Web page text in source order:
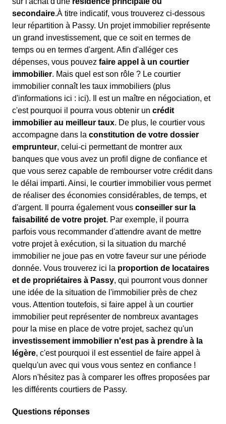
secondaire.À titre indicatif, vous trouverez ci-dessous
leur répartition à Passy. Un projet immobilier représente
un grand investissement, que ce soit en termes de
temps ou en termes d'argent. Afin d'alléger ces
dépenses, vous pouvez faire appel à un courtier
immobilier. Mais quel est son rôle ? Le courtier
immobilier connaît les taux immobiliers (plus
d'informations ici : ici). Il est un maître en négociation, et
c'est pourquoi il pourra vous obtenir un crédit
immobilier au meilleur taux. De plus, le courtier vous
accompagne dans la constitution de votre dossier
emprunteur, celui-ci permettant de montrer aux
banques que vous avez un profil digne de confiance et
que vous serez capable de rembourser votre crédit dans
le délai imparti. Ainsi, le courtier immobilier vous permet
de réaliser des économies considérables, de temps, et
d'argent. Il pourra également vous conseiller sur la
faisabilité de votre projet. Par exemple, il pourra
parfois vous recommander d'attendre avant de mettre
votre projet à exécution, si la situation du marché
immobilier ne joue pas en votre faveur sur une période
donnée. Vous trouverez ici la proportion de locataires
et de propriétaires à Passy, qui pourront vous donner
une idée de la situation de l'immobilier près de chez
vous. Attention toutefois, si faire appel à un courtier
immobilier peut représenter de nombreux avantages
pour la mise en place de votre projet, sachez qu'un
investissement immobilier n'est pas à prendre à la
légère, c'est pourquoi il est essentiel de faire appel à
quelqu'un avec qui vous vous sentez en confiance !
Alors n'hésitez pas à comparer les offres proposées par
les différents courtiers de Passy.
Questions réponses